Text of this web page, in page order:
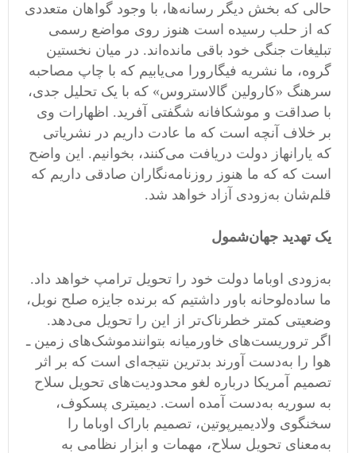
حالی که بخش دیگر رسانهها، با وجود گواهان متعددی
که از حلب رسیده است هنوز روی مواضع رسمی
تبلیغات جنگی خود باقی مانده اند. در میان نخستین
گروه، ما نشریه فیگارورا مییابیم که با چاپ مصاحبه
سرهنگ «کارولین گالاستروس» که با یک تحلیل جدی،
با صداقت و موشکافانه شگفتی آفرید. اظهارات وی
بر خلاف آنچه است که ما عادت داریم در نشریاتی
که یارانهاز دولت دریافت میکنند، بخوانیم. این واضح
است که که ما هنوز روزنامهنگاران صادقی داریم که
قلمشان بهزودی آزاد خواهد شد.
یک تهدید جهانشمول
بهزودی اوباما دولت خود را تحویل ترامپ خواهد داد.
ما سادهلوحانه باور داشتیم که برنده جایزه صلح نوبل،
وضعیتی کمتر خطرناکتر از این را تحویل میدهد.
اگر تروریستهای خاورمیانه بتوانندموشکهای زمین ـ
هوا را بهدست آورند بدترین نتیجه ای است که بر اثر
تصمیم آمریکا درباره لغو محدودیتهای تحویل سلاح
به سوریه بهدست آمده است. دیمیتری پسکوف،
سخنگوی ولادیمیرپوتین، تصمیم باراک اوباما را
بهمعنای تحویل سلاح، مهمات و ابزار نظامی به